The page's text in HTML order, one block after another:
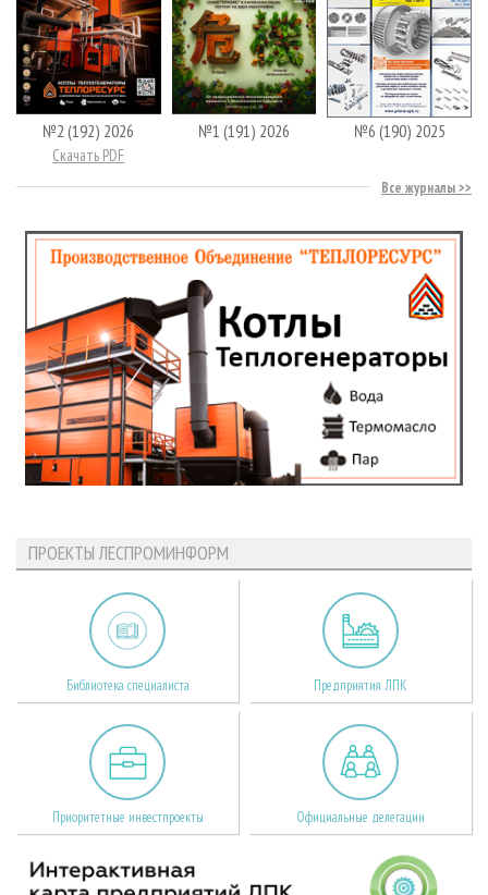
№2 (192) 2026
Скачать PDF
№1 (191) 2026 №6 (190) 2025
Все журналы
ПРОЕКТЫ ЛЕСПРОМИНФОРМ
Библиотека специалиста Предприятия ЛПК
Приоритетные инвестпроекты Официальные делегации